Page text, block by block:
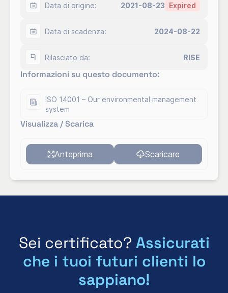
Data di origine: 2021-08-23 Expired
Data di scadenza: 2024-08-22
Rilasciato da: RISE
Informazioni su questo documento:
ISO 14001 – Our environmental management
system
Visualizza / Scarica
Anteprima Scaricare
Sei certificato? Assicurati
che i tuoi futuri clienti lo
sappiano!